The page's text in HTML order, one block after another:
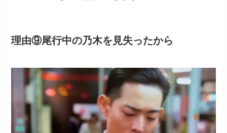
理由⑨尾行中の乃木を見失ったから